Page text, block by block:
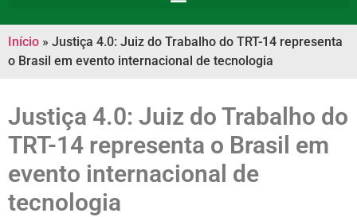
Início » Justiça 4.0: Juiz do Trabalho do TRT-14 representa
o Brasil em evento internacional de tecnologia
Justiça 4.0: Juiz do Trabalho do
TRT-14 representa o Brasil em
evento internacional de
tecnologia